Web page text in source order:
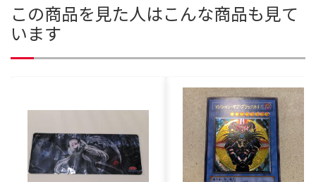
この商品を見た人はこんな商品も見て
います